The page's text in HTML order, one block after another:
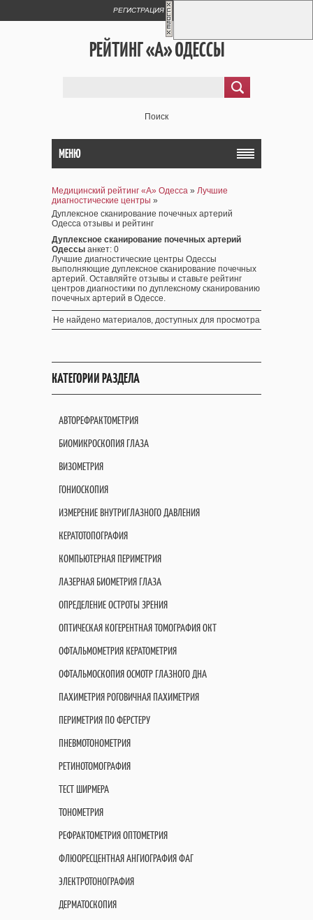
РЕГИСТРАЦИЯ
РЕЙТИНГ «А» ОДЕССЫ
Поиск
МЕНЮ
Медицинский рейтинг «А» Одесса » Лучшие
диагностические центры »
Дуплексное сканирование почечных артерий
Одесса отзывы и рейтинг
Дуплексное сканирование почечных артерий
Одессы анкет: 0
Лучшие диагностические центры Одессы
выполняющие дуплексное сканирование почечных
артерий. Оставляйте отзывы и ставьте рейтинг
центров диагностики по дуплексному сканированию
почечных артерий в Одессе.
Не найдено материалов, доступных для просмотра
КАТЕГОРИИ РАЗДЕЛА
АВТОРЕФРАКТОМЕТРИЯ
БИОМИКРОСКОПИЯ ГЛАЗА
ВИЗОМЕТРИЯ
ГОНИОСКОПИЯ
ИЗМЕРЕНИЕ ВНУТРИГЛАЗНОГО ДАВЛЕНИЯ
КЕРАТОТОПОГРАФИЯ
КОМПЬЮТЕРНАЯ ПЕРИМЕТРИЯ
ЛАЗЕРНАЯ БИОМЕТРИЯ ГЛАЗА
ОПРЕДЕЛЕНИЕ ОСТРОТЫ ЗРЕНИЯ
ОПТИЧЕСКАЯ КОГЕРЕНТНАЯ ТОМОГРАФИЯ OКT
ОФТАЛЬМОМЕТРИЯ КЕРАТОМЕТРИЯ
ОФТАЛЬМОСКОПИЯ ОСМОТР ГЛАЗНОГО ДНА
ПАХИМЕТРИЯ РОГОВИЧНАЯ ПАХИМЕТРИЯ
ПЕРИМЕТРИЯ ПО ФЕРСТЕРУ
ПНЕВМОТОНОМЕТРИЯ
РЕТИНОТОМОГРАФИЯ
ТЕСТ ШИРМЕРА
ТОНОМЕТРИЯ
РЕФРАКТОМЕТРИЯ ОПТОМЕТРИЯ
ФЛЮОРЕСЦЕНТНАЯ АНГИОГРАФИЯ ФАГ
ЭЛЕКТРОТОНОГРАФИЯ
ДЕРМАТОСКОПИЯ